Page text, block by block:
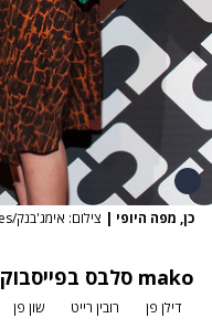
כן, מפה היופי | צילום: אימג'בנק/GettyImages
mako סלבס בפייסבוק
דילן פן רובין רייט שון פן